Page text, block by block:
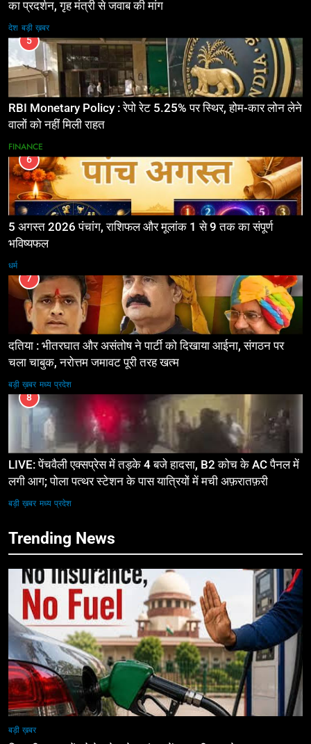
का प्रदर्शन, गृह मंत्री से जवाब की मांग
देश बड़ी ख़बर
5
RBI Monetary Policy : रेपो रेट 5.25% पर स्थिर, होम-कार लोन लेने
वालों को नहीं मिली राहत
FINANCE
6
5 अगस्त 2026 पंचांग, राशिफल और मूलांक 1 से 9 तक का संपूर्ण
भविष्यफल
धर्म
7
दतिया : भीतरघात और असंतोष ने पार्टी को दिखाया आईना, संगठन पर
चला चाबुक, नरोत्तम जमावट पूरी तरह खत्म
बड़ी ख़बर मध्य प्रदेश
8
LIVE: पेंचवैली एक्सप्रेस में तड़के 4 बजे हादसा, B2 कोच के AC पैनल में
लगी आग; पोला पत्थर स्टेशन के पास यात्रियों में मची अफ़रातफ़री
बड़ी ख़बर मध्य प्रदेश
Trending News
बड़ी ख़बर